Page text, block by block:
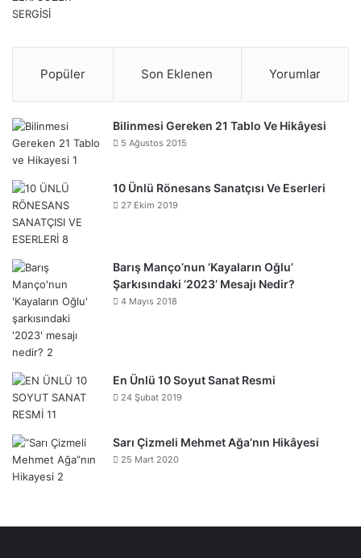
Popüler Son Eklenen Yorumlar
Bilinmesi Gereken 21 Tablo Ve Hikâyesi
5 Ağustos 2015
10 Ünlü Rönesans Sanatçısı Ve Eserleri
27 Ekim 2019
Barış Manço’nun ‘Kayaların Oğlu’
Şarkısındaki ‘2023’ Mesajı Nedir?
4 Mayıs 2018
En Ünlü 10 Soyut Sanat Resmi
24 Şubat 2019
Sarı Çizmeli Mehmet Ağa’nın Hikâyesi
25 Mart 2020